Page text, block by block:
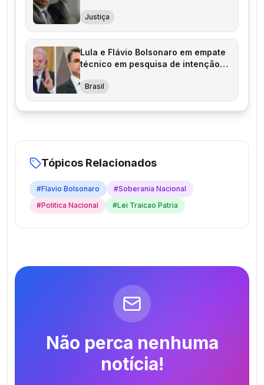
Justiça
Lula e Flávio Bolsonaro em empate
técnico em pesquisa de intenção
Brasil
Tópicos Relacionados
#Flavio Bolsonaro #Soberania Nacional
#Politica Nacional #Lei Traicao Patria
Não perca nenhuma
notícia!